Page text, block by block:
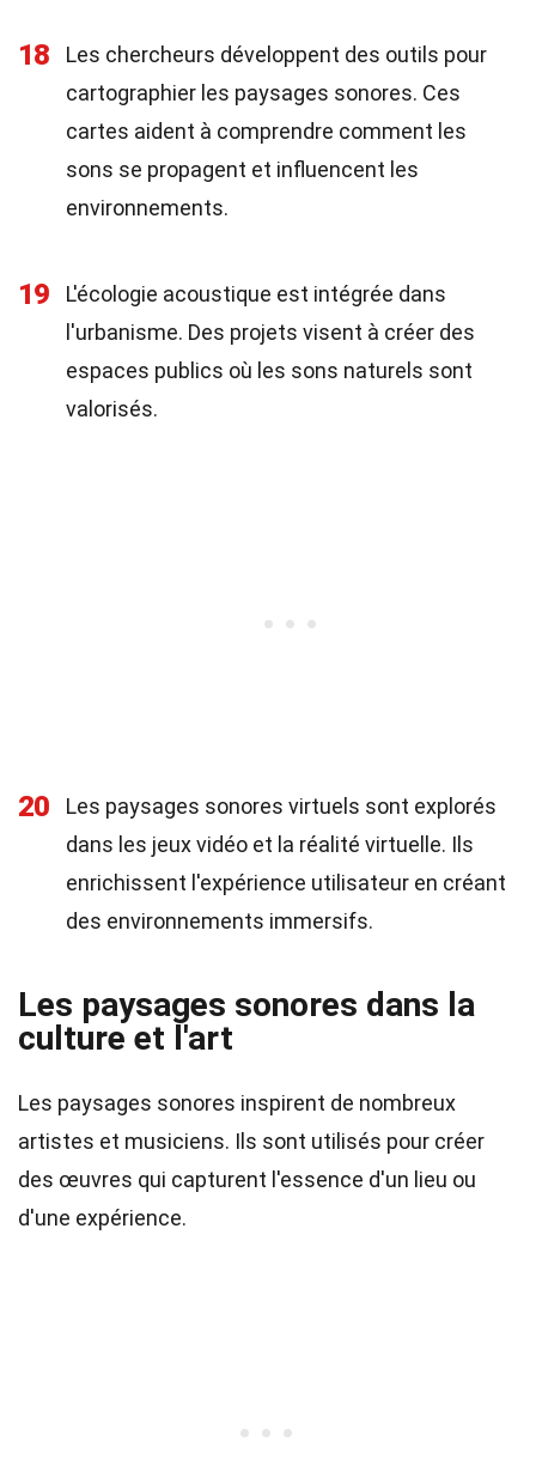
18
Les chercheurs développent des outils pour
cartographier les paysages sonores. Ces
cartes aident à comprendre comment les
sons se propagent et influencent les
environnements.
19
L'écologie acoustique est intégrée dans
l'urbanisme. Des projets visent à créer des
espaces publics où les sons naturels sont
valorisés.
20
Les paysages sonores virtuels sont explorés
dans les jeux vidéo et la réalité virtuelle. Ils
enrichissent l'expérience utilisateur en créant
des environnements immersifs.
Les paysages sonores dans la
culture et l'art
Les paysages sonores inspirent de nombreux
artistes et musiciens. Ils sont utilisés pour créer
des œuvres qui capturent l'essence d'un lieu ou
d'une expérience.